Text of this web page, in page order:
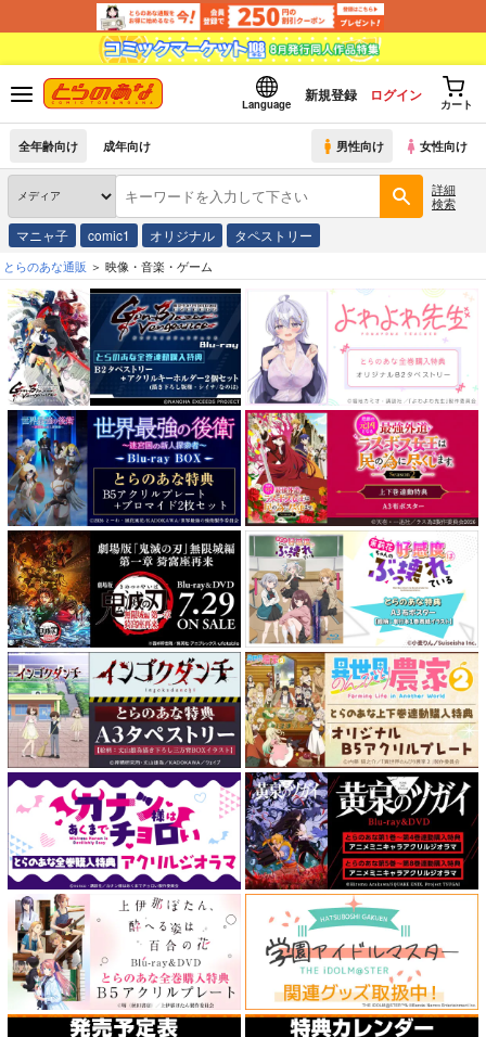
Language
新規登録 ログイン
カート
全年齢向け 成年向け 男性向け 女性向け
詳細
検索
マニャ子 comic1 オリジナル タペストリー
とらのあな通販 映像・音楽・ゲーム